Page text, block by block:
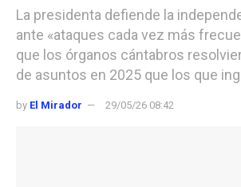
La presidenta defiende la
ante «ataques cada vez más
que los órganos cántabros
de asuntos en 2025 que los que
by El Mirador 29/05/26 08:42